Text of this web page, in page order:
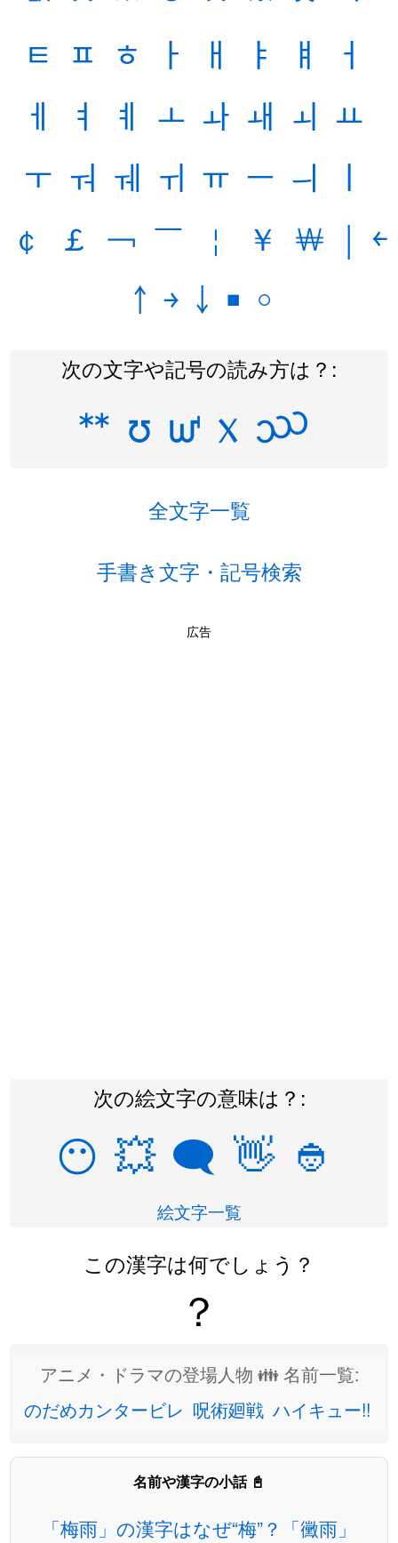
ﾼ ﾽ ﾾ ￂ ￃ ￄ ￅ
ￆ
ￇ
ￊ ￋ ￌ ￍ ￎ ￏ ￒ
ￓ ￔ ￕ ￖ ￗ ￚ ￛ
ￜ
￠
￡ ￢ ￣ ￤ ￥ ￦ ￨ ￩
￪ ￫ ￬ ￭ ￮
次の文字や記号の読み方は？:
ᕯ ᘮ ᘺ ᥊ ᪬
全文字一覧
手書き文字・記号検索
広告
次の絵文字の意味は？:
😶 💥 🗨 👋 👲
絵文字一覧
この漢字は何でしょう？
？
アニメ・ドラマの登場人物 👪 名前一覧:
のだめカンタービレ 呪術廻戦 ハイキュー!!
名前や漢字の小話 📓
「梅雨」の漢字はなぜ“梅”？「黴雨」